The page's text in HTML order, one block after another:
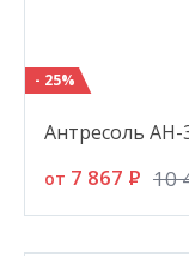
- 25%
Антресоль АН-
от 7 867 P 10